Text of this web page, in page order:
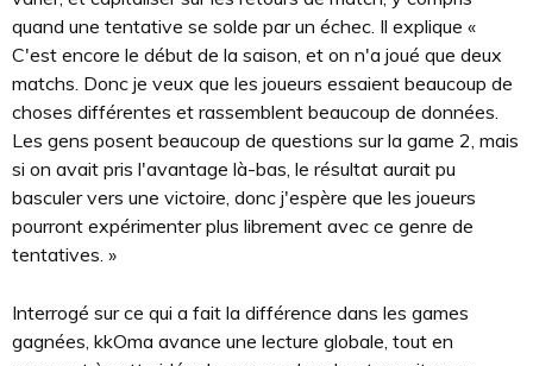
quand une tentative se solde par un échec. Il explique «
C'est encore le début de la saison, et on n'a joué que deux
matchs. Donc je veux que les joueurs essaient beaucoup de
choses différentes et rassemblent beaucoup de données.
Les gens posent beaucoup de questions sur la game 2, mais
si on avait pris l'avantage là-bas, le résultat aurait pu
basculer vers une victoire, donc j'espère que les joueurs
pourront expérimenter plus librement avec ce genre de
tentatives. »
Interrogé sur ce qui a fait la différence dans les games
gagnées, kkOma avance une lecture globale, tout en